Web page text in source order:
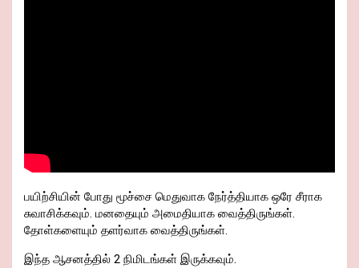
பயிற்சியின் போது மூச்சை மெதுவாக நேர்த்தியாக ஒரே சீராக
சுவாசிக்கவும். மனதையும் அமைதியாக வைத்திருங்கள்.
தோள்களையும் தளர்வாக வைத்திருங்கள்.
இந்த ஆசனத்தில் 2 நிமிடங்கள் இருக்கவும்.